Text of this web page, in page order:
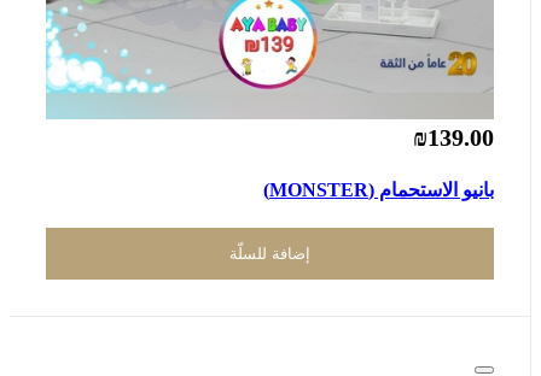
₪139.00
بانيو الاستحمام (MONSTER)
إضافة للسلّة